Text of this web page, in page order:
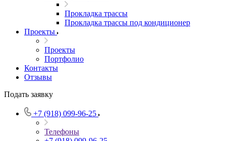
Прокладка трассы
Прокладка трассы под кондиционер
Проекты
Проекты
Портфолио
Контакты
Отзывы
Подать заявку
+7 (918) 099-96-25
Телефоны